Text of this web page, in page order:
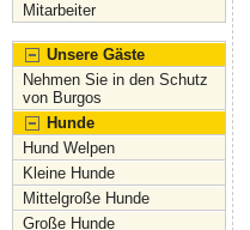
Mitarbeiter
Unsere Gäste
Nehmen Sie in den Schutz
von Burgos
Hunde
Hund Welpen
Kleine Hunde
Mittelgroße Hunde
Große Hunde